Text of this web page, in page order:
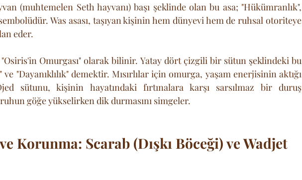
(muhtemelen Seth hayvanı) başı şeklinde olan bu asa; "Hükümranlık",
Was asası, taşıyan kişinin hem dünyevi hem de ruhsal otoriteye
eder.
"Osiris'in Omurgası" olarak bilinir. Yatay dört çizgili bir sütun şeklindeki bu
"Dayanıklılık" demektir. Mısırlılar için omurga, yaşam enerjisinin aktığı
sütunu, kişinin hayatındaki fırtınalara karşı sarsılmaz bir duruş
göğe yükselirken dik durmasını simgeler.
Korunma: Scarab (Dışkı Böceği) ve Wadjet